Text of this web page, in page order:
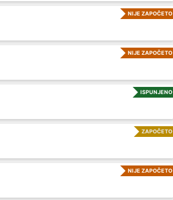
NIJE ZAPOČETO
NIJE ZAPOČETO
ISPUNJENO
ZAPOČETO
NIJE ZAPOČETO